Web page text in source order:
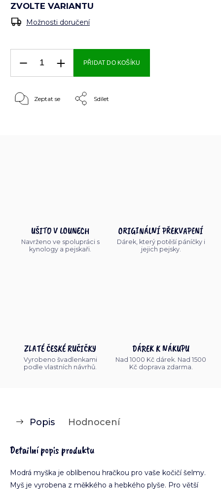
ZVOLTE VARIANTU
Možnosti doručení
PŘIDAT DO KOŠÍKU
Zeptat se Sdílet
UŠITO V LOUNECH
Navrženo ve spolupráci s
kynology a pejskaři.
ORIGINÁLNÍ PŘEKVAPENÍ
Dárek, který potěší páníčky i
jejich pejsky.
ZLATÉ ČESKÉ RUČIČKY
Vyrobeno švadlenkami
podle vlastních návrhů.
DÁREK K NÁKUPU
Nad 1000 Kč dárek. Nad 1500
Kč doprava zdarma.
Popis Hodnocení
Detailní popis produktu
Modrá myška je oblíbenou hračkou pro vaše kočičí šelmy.
Myš je vyrobena z měkkého a hebkého plyše. Pro větší